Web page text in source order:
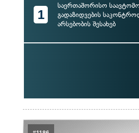
1
საერთაშორისო
გადაზიდვების
არსებობის შესახებ